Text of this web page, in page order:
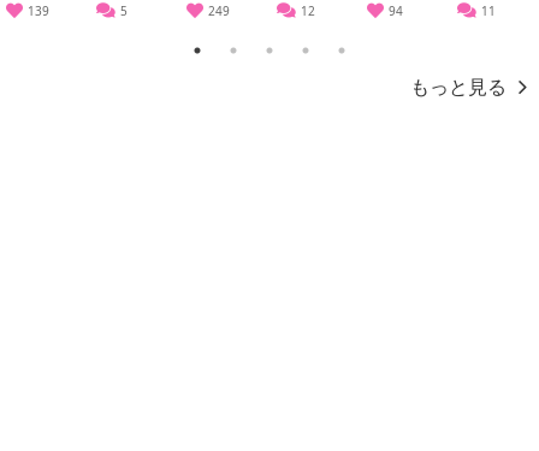
のでご了承ください。
139 5 249 12 94 11
1 2 3 4 5
もっと見る